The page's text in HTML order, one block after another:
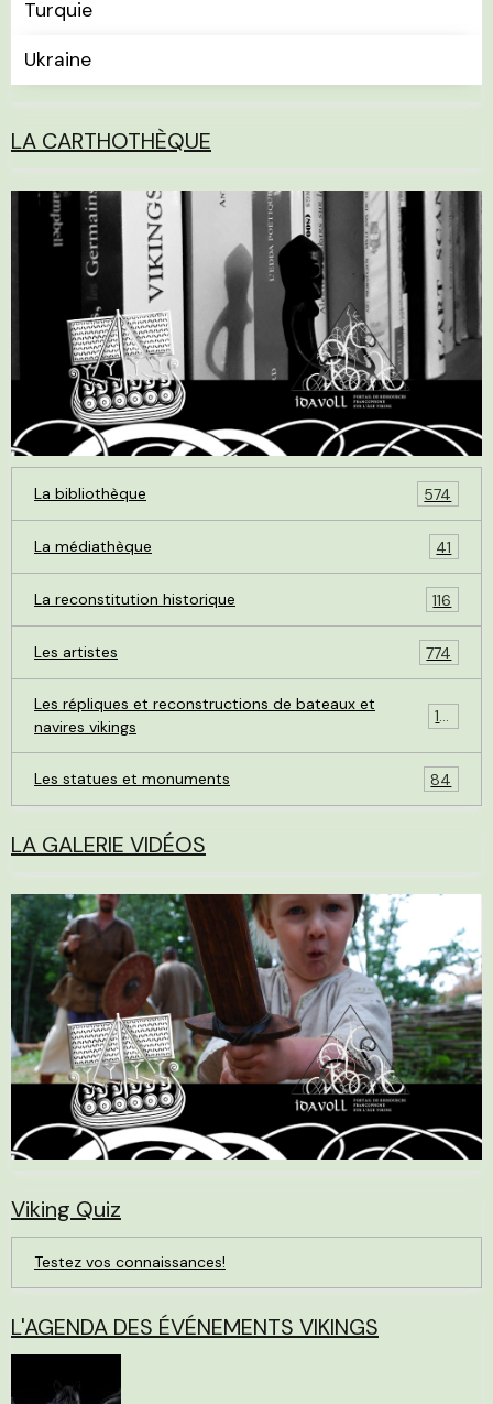
Turquie
Ukraine
LA CARTHOTHÈQUE
La bibliothèque 574
La médiathèque 41
La reconstitution historique 116
Les artistes 774
Les répliques et reconstructions de bateaux et
navires vikings
119
Les statues et monuments 84
LA GALERIE VIDÉOS
Viking Quiz
Testez vos connaissances!
L'AGENDA DES ÉVÉNEMENTS VIKINGS